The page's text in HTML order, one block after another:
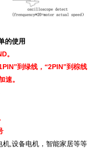
的使用
。
”到绿线，“2PIN”到棕线
速。
机,设备电机，智能家居等等